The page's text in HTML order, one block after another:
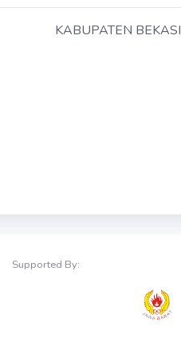
KABUPATEN BEKASI
Supported By: